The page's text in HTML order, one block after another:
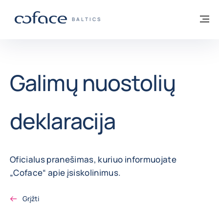
„COFACE“ FOR TRADE - GRUPĖS
BALTICS
Grįžti į pradžią
Galimų nuostolių
deklaracija
Oficialus pranešimas, kuriuo informuojate
„Coface“ apie įsiskolinimus.
Grįžti